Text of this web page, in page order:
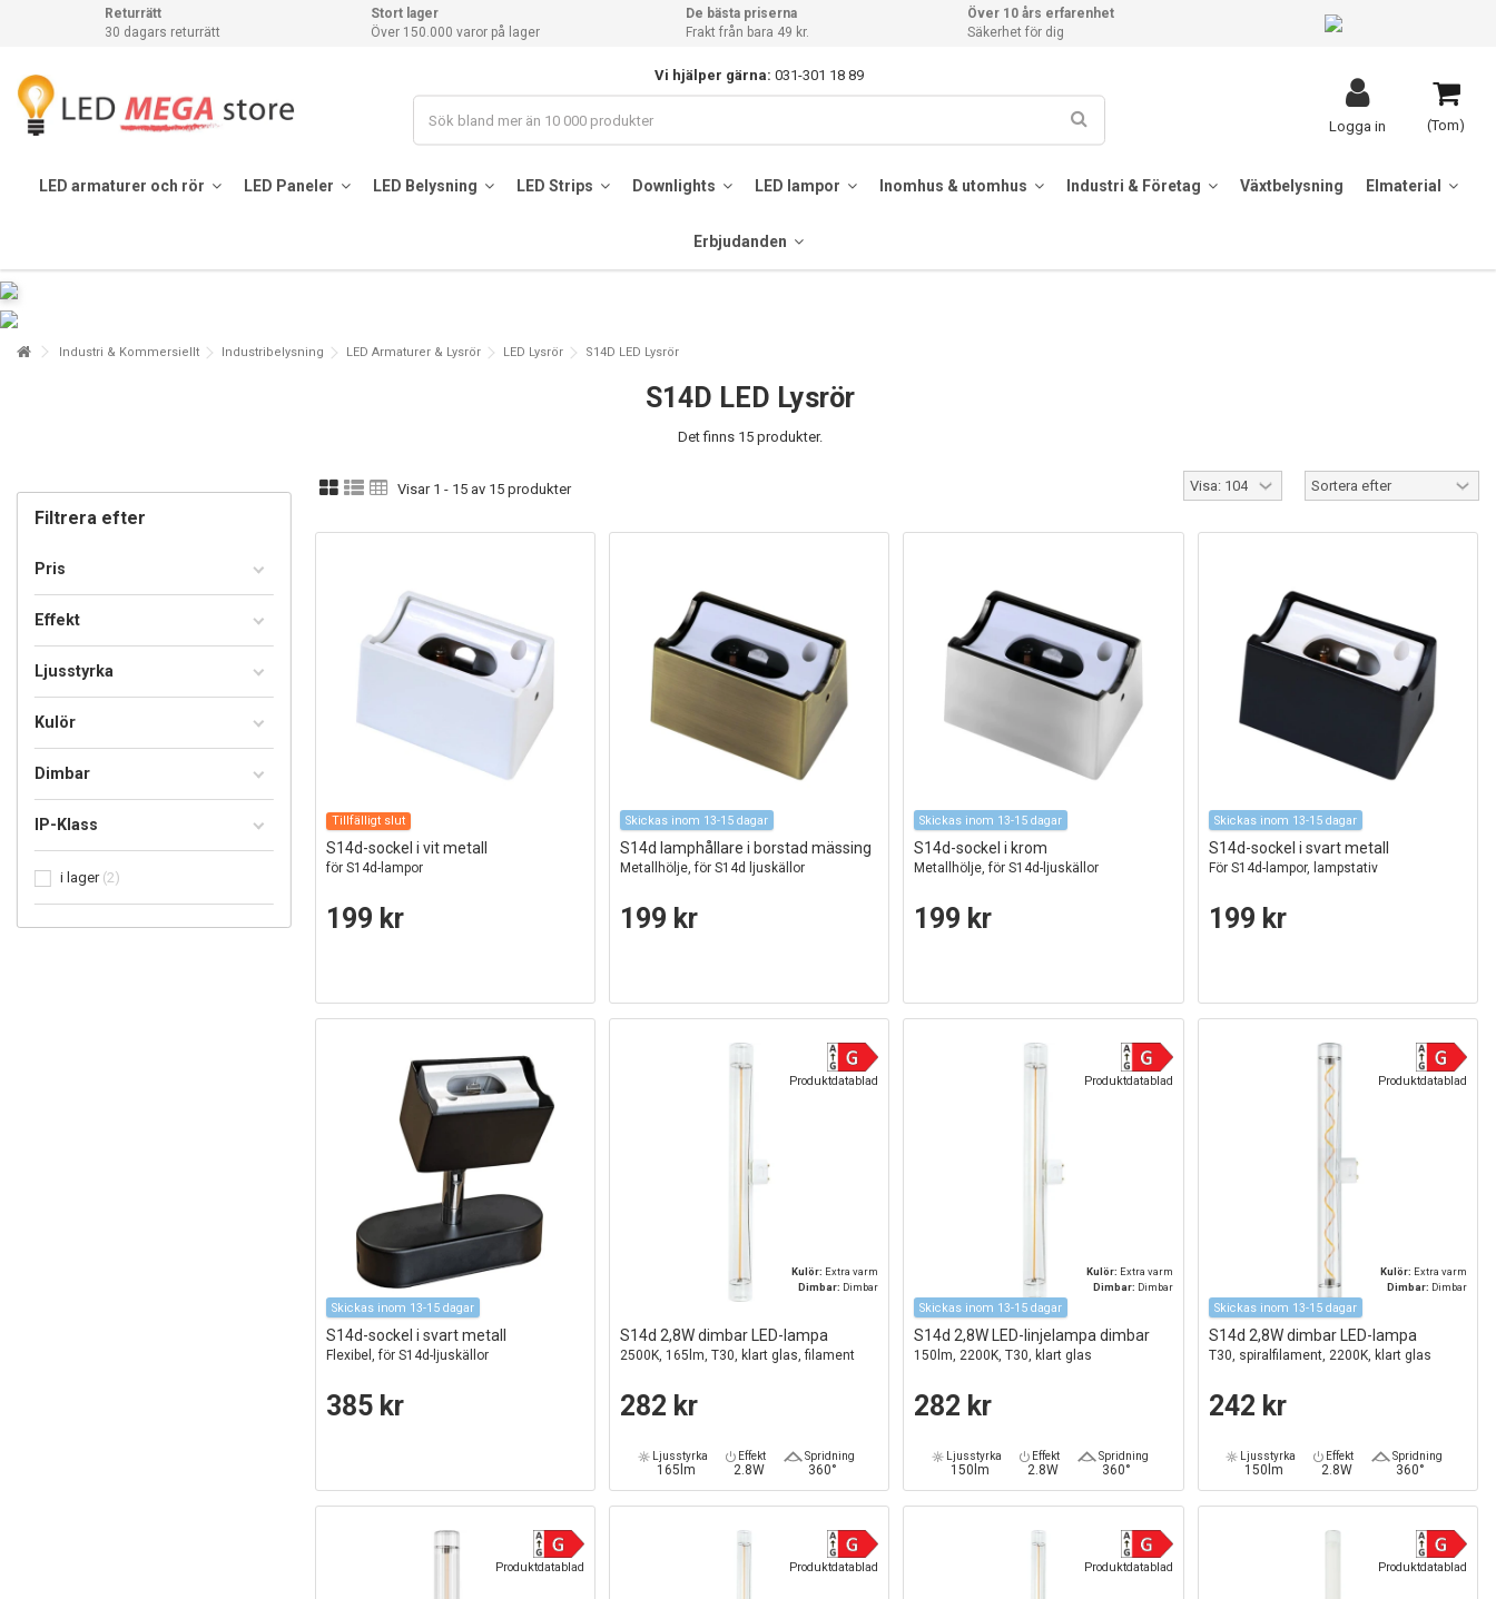
Returrätt
30 dagars returrätt
Stort lager
Över 150.000 varor på lager
De bästa priserna
Frakt från bara 49 kr.
Över 10 års erfarenhet
Säkerhet för dig
Vi hjälper gärna: 031-301 18 89
(Tom)
Logga in
LED armaturer och rör LED Paneler LED Belysning LED Strips Downlights LED lampor Inomhus & utomhus Industri & Företag Växtbelysning Elmaterial
Erbjudanden
Industri & Kommersiellt Industribelysning LED Armaturer & Lysrör LED Lysrör S14D LED Lysrör
S14D LED Lysrör
Det finns 15 produkter.
Visar 1 - 15 av 15 produkter
Tillfälligt slut
S14d-sockel i vit metall
för S14d-lampor
199 kr
Skickas inom 13-15 dagar
S14d lamphållare i borstad mässing
Metallhölje, för S14d ljuskällor
199 kr
Skickas inom 13-15 dagar
S14d-sockel i krom
Metallhölje, för S14d-ljuskällor
199 kr
Skickas inom 13-15 dagar
S14d-sockel i svart metall
För S14d-lampor, lampstativ
199 kr
Skickas inom 13-15 dagar
S14d-sockel i svart metall
Flexibel, för S14d-ljuskällor
385 kr
Produktdatablad
Kulör: Extra varm
Dimbar: Dimbar
S14d 2,8W dimbar LED-lampa
2500K, 165lm, T30, klart glas, filament
282 kr
Ljusstyrka
165lm
Effekt
2.8W
Spridning
360°
Produktdatablad
Kulör: Extra varm
Dimbar: Dimbar
Skickas inom 13-15 dagar
S14d 2,8W LED-linjelampa dimbar
150lm, 2200K, T30, klart glas
282 kr
Ljusstyrka
150lm
Effekt
2.8W
Spridning
360°
Produktdatablad
Kulör: Extra varm
Dimbar: Dimbar
Skickas inom 13-15 dagar
S14d 2,8W dimbar LED-lampa
T30, spiralfilament, 2200K, klart glas
242 kr
Ljusstyrka
150lm
Effekt
2.8W
Spridning
360°
Produktdatablad Produktdatablad Produktdatablad Produktdatablad
Filtrera efter
Pris
Effekt
Ljusstyrka
Kulör
Dimbar
IP-Klass
i lager 2